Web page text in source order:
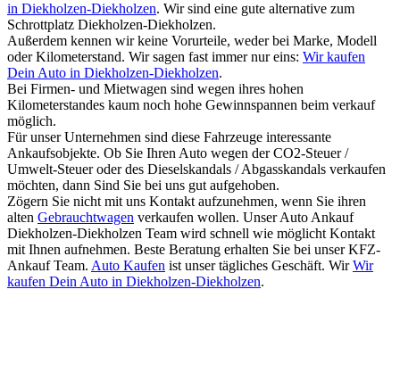
in Diekholzen-Diekholzen. Wir sind eine gute alternative zum
Schrottplatz Diekholzen-Diekholzen.
Außerdem kennen wir keine Vorurteile, weder bei Marke, Modell
oder Kilometerstand. Wir sagen fast immer nur eins: Wir kaufen
Dein Auto in Diekholzen-Diekholzen.
Bei Firmen- und Mietwagen sind wegen ihres hohen
Kilometerstandes kaum noch hohe Gewinnspannen beim verkauf
möglich.
Für unser Unternehmen sind diese Fahrzeuge interessante
Ankaufsobjekte. Ob Sie Ihren Auto wegen der CO2-Steuer /
Umwelt-Steuer oder des Dieselskandals / Abgasskandals verkaufen
möchten, dann Sind Sie bei uns gut aufgehoben.
Zögern Sie nicht mit uns Kontakt aufzunehmen, wenn Sie ihren
alten Gebrauchtwagen verkaufen wollen. Unser Auto Ankauf
Diekholzen-Diekholzen Team wird schnell wie möglicht Kontakt
mit Ihnen aufnehmen. Beste Beratung erhalten Sie bei unser KFZ-
Ankauf Team. Auto Kaufen ist unser tägliches Geschäft. WirWir
kaufen Dein Auto in Diekholzen-Diekholzen.